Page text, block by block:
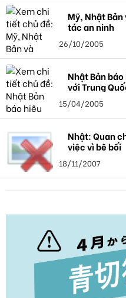
Mỹ, Nhật
tác an ninh
26/10/2005
Nhật Bản
với Trung
15/04/2005
Nhật: Quan
việc vì bê bối
18/11/2007